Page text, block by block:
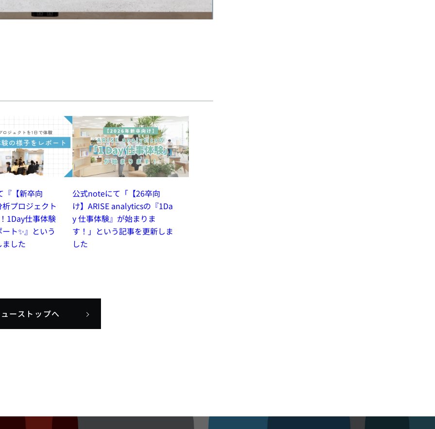
【新卒向
プロジェクト
1Day仕事体験
ト✨』という
した
公式noteにて「【26卒向
け】ARISE analyticsの『1Da
y 仕事体験』が始まりま
す！」という記事を更新しま
した
ーストップへ